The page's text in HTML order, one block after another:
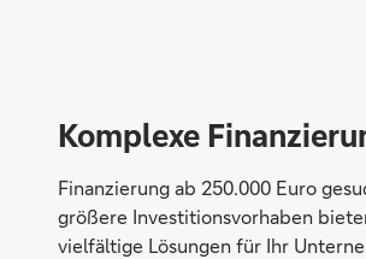
Komplexe
Finanzierung ab 250.000 Euro
größere Investitionsvorhaben
vielfältige Lösungen für Ihr